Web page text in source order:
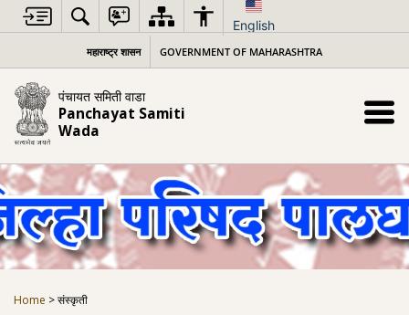
content
English
महाराष्ट्र शासन GOVERNMENT OF MAHARASHTRA
पंचायत समिती वाडा
Panchayat Samiti
Wada
Home >संस्कृती